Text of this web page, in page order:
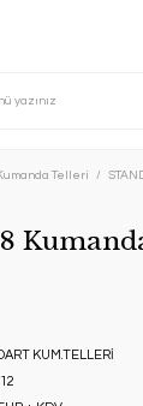
Telleri
KUM.TELLERİ